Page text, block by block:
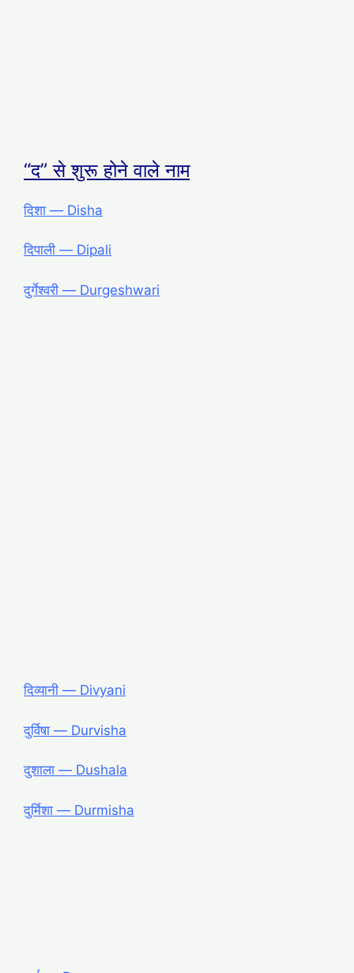
“द” से शुरू होने वाले नाम
दिशा ― Disha
दिपाली ― Dipali
दुर्गेश्वरी ― Durgeshwari
दिव्यानी ― Divyani
दुर्विषा ― Durvisha
दुशाला ― Dushala
दुर्मिशा ― Durmisha